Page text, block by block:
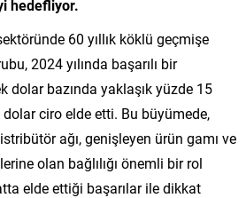
hedefliyor.
60 yıllık köklü geçmişe
2024 yılında başarılı bir
dolar bazında yaklaşık yüzde 15
ciro elde etti. Bu büyümede,
ağı, genişleyen ürün gamı ve
olan bağlılığı önemli bir rol
elde ettiği başarılar ile dikkat